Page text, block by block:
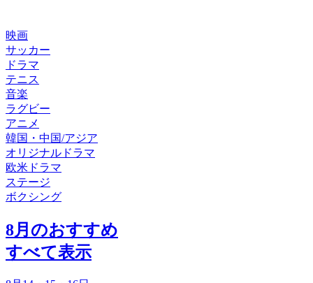
映画
サッカー
ドラマ
テニス
音楽
ラグビー
アニメ
韓国・中国/アジア
オリジナルドラマ
欧米ドラマ
ステージ
ボクシング
8月のおすすめ
すべて表示